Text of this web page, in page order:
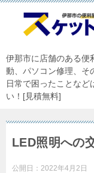
伊那市に店舗のある便
動、パソコン修理、そ
日常で困ったことなど
い！[見積無料]
LED照明への
公開日： 2022年4月2日